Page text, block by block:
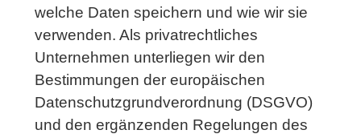
welche Daten speichern und wie wir sie
verwenden. Als privatrechtliches
Unternehmen unterliegen wir den
Bestimmungen der europäischen
Datenschutzgrundverordnung (DSGVO)
und den ergänzenden Regelungen des